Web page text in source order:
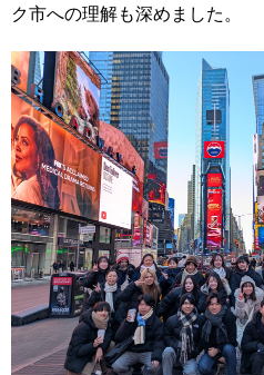
ク市への理解も深めました。